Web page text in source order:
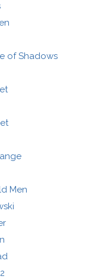
of Shadows
Men